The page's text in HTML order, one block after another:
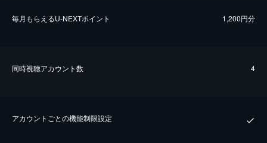
毎⽉もらえるU-NEXTポイント 1,200円分
同時視聴アカウント数 4
アカウントごとの機能制限設定